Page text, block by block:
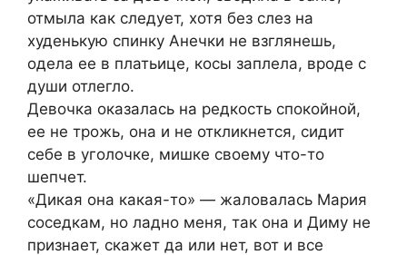
отмыла как следует, хотя без слез на
худенькую спинку Анечки не взглянешь,
одела ее в платьице, косы заплела, вроде с
души отлегло.
Девочка оказалась на редкость спокойной,
ее не трожь, она и не откликнется, сидит
себе в уголочке, мишке своему что-то
шепчет.
«Дикая она какая-то» — жаловалась Мария
соседкам, но ладно меня, так она и Диму не
признает, скажет да или нет, вот и все